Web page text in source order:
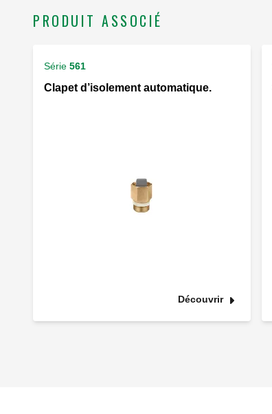
PRODUIT ASSOCIÉ
Série 561
Clapet d’isolement automatique.
Découvrir